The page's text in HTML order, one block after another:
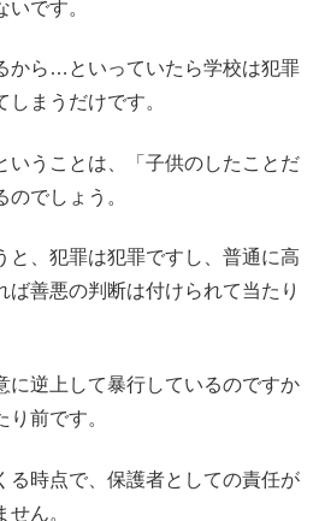
です。
から…といっていたら学校は犯罪
まうだけです。
いうことは、「子供のしたことだ
でしょう。
と、犯罪は犯罪ですし、普通に高
ば善悪の判断は付けられて当たり
に逆上して暴行しているのですか
前です。
る時点で、保護者としての責任が
ん。